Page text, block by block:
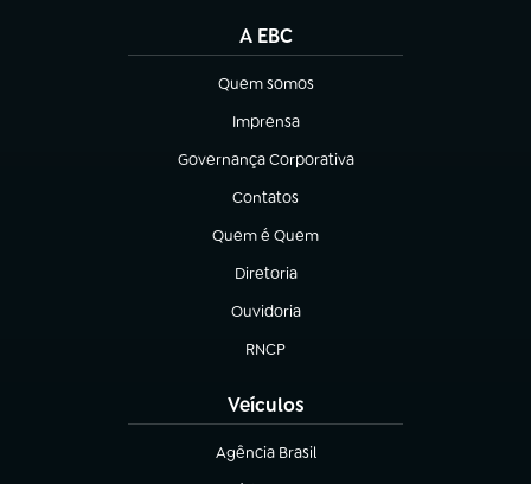
A EBC
Quem somos
(abre em nova aba)
Imprensa
(abre em nova aba)
Governança Corporativa
(abre em nova aba)
Contatos
(abre em nova aba)
Quem é Quem
(abre em nova aba)
Diretoria
(abre em nova aba)
Ouvidoria
(abre em nova aba)
RNCP
(abre em nova aba)
Veículos
Agência Brasil
(abre em nova aba)